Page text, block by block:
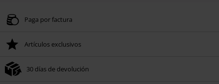
Paga por factura
Artículos exclusivos
30 días de devolución